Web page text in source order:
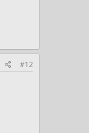
#12